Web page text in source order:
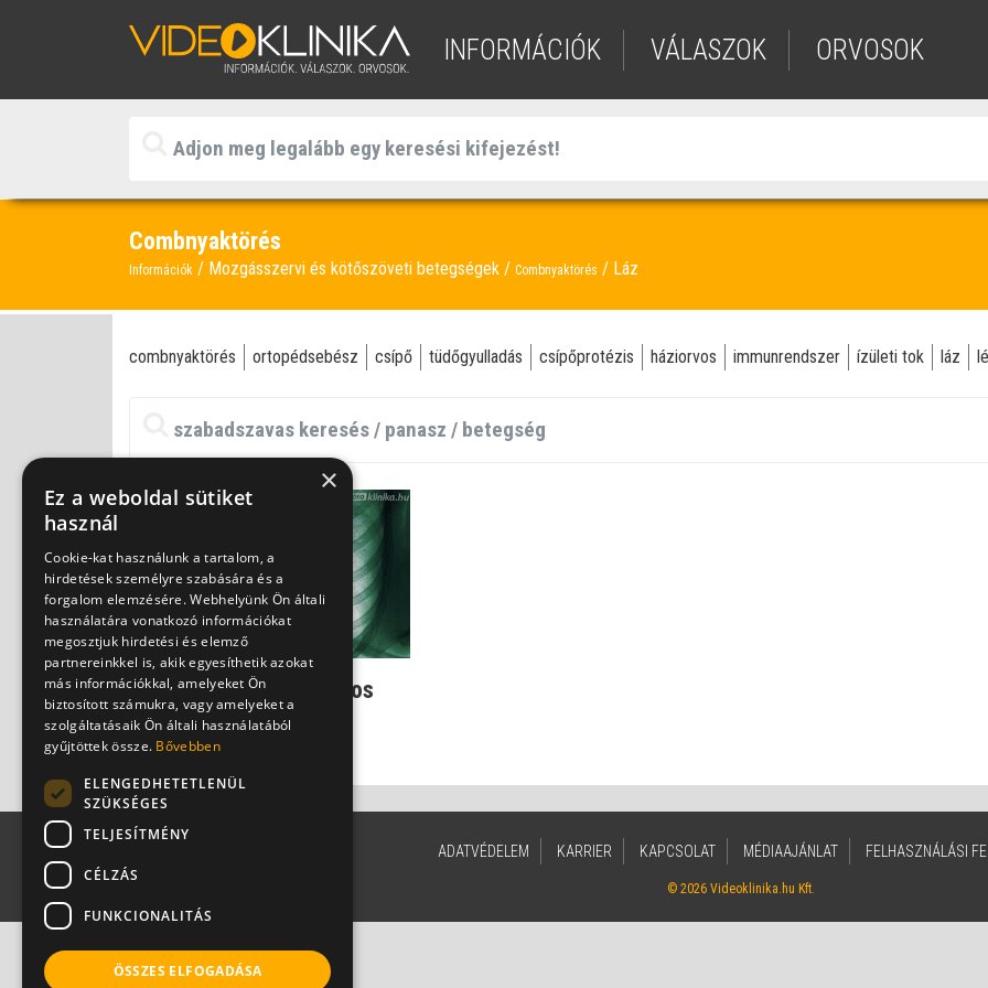
INFORMÁCIÓK VÁLASZOK ORVOSOK
Combnyaktörés
Információk Mozgásszervi és kötőszöveti betegségek Combnyaktörés Láz
combnyaktörés ortopédsebész csípő tüdőgyulladás csípőprotézis háziorvos immunrendszer ízületi tok láz
Tüdőgyulladás - a halálos
mozdulatlanság
Dr. Mucsi János
ADATVÉDELEM KARRIER KAPCSOLAT MÉDIAAJÁNLAT FELHASZNÁLÁSI
© 2026 Videoklinika.hu Kft.
×
Ez a weboldal sütiket
használ
Cookie-kat használunk a tartalom, a
hirdetések személyre szabására és a
forgalom elemzésére. Webhelyünk Ön általi
használatára vonatkozó információkat
megosztjuk hirdetési és elemző
partnereinkkel is, akik egyesíthetik azokat
más információkkal, amelyeket Ön
biztosított számukra, vagy amelyeket a
szolgáltatásaik Ön általi használatából
gyűjtöttek össze. Bővebben
ELENGEDHETETLENÜL
SZÜKSÉGES
TELJESÍTMÉNY
CÉLZÁS
FUNKCIONALITÁS
ÖSSZES ELFOGADÁSA